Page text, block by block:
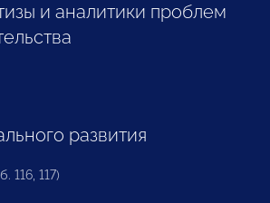
и аналитики проблем
развития
116, 117)